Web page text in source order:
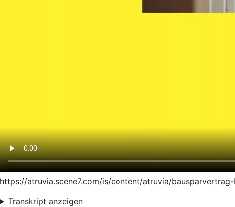
https://atruvia.scene7.com/is/content/atruvia/
Transkript anzeigen